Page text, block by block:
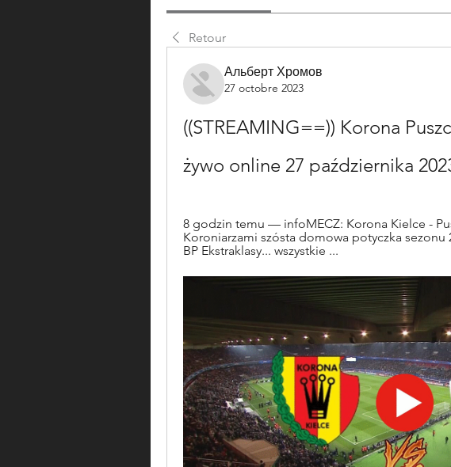
Retour
Альберт Хромов
27 octobre 2023
((STREAMING==)) Korona
żywo online 27 października
8 godzin temu — infoMECZ: Korona Kielce -
Koroniarzami szósta domowa potyczka sezonu
BP Ekstraklasy... wszystkie ...